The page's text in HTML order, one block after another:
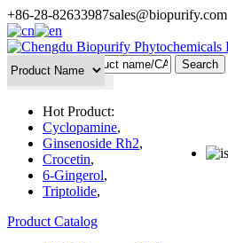
+86-28-82633987sales@biopurify.com
Hot Product:
Cyclopamine,
Ginsenoside Rh2,
Crocetin,
6-Gingerol,
Triptolide,
Product Catalog